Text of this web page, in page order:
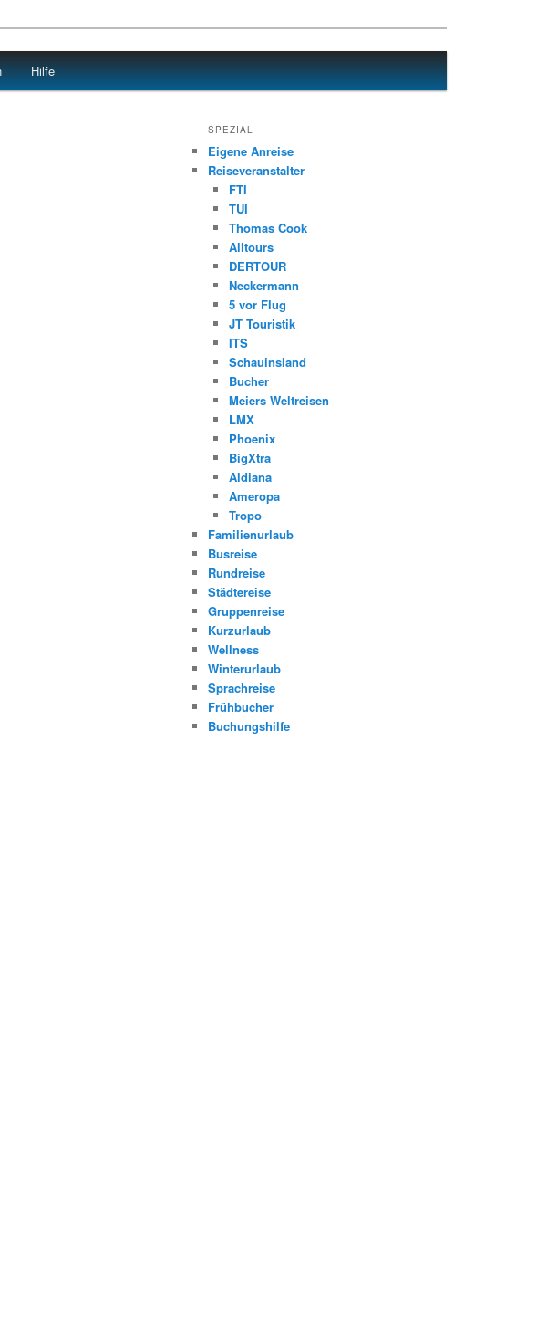
Hilfe
SPEZIAL
Eigene Anreise
Reiseveranstalter
FTI
TUI
Thomas Cook
Alltours
DERTOUR
Neckermann
5 vor Flug
JT Touristik
ITS
Schauinsland
Bucher
Meiers Weltreisen
LMX
Phoenix
BigXtra
Aldiana
Ameropa
Tropo
Familienurlaub
Busreise
Rundreise
Städtereise
Gruppenreise
Kurzurlaub
Wellness
Winterurlaub
Sprachreise
Frühbucher
Buchungshilfe